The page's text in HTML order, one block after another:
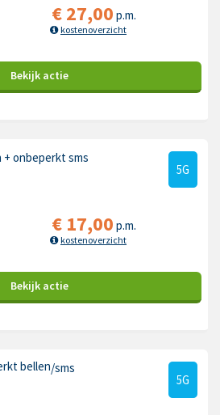
€27,00 p.m.
kostenoverzicht
Bekijk actie
+ onbeperkt sms
5G
€ 17,00 p.m.
kostenoverzicht
Bekijk actie
bellen/sms
5G